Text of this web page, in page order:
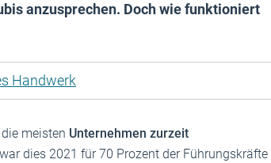
anzusprechen. Doch wie funktioniert
Handwerk
meisten Unternehmen zurzeit
war dies 2021 für 70 Prozent der Führungskräfte